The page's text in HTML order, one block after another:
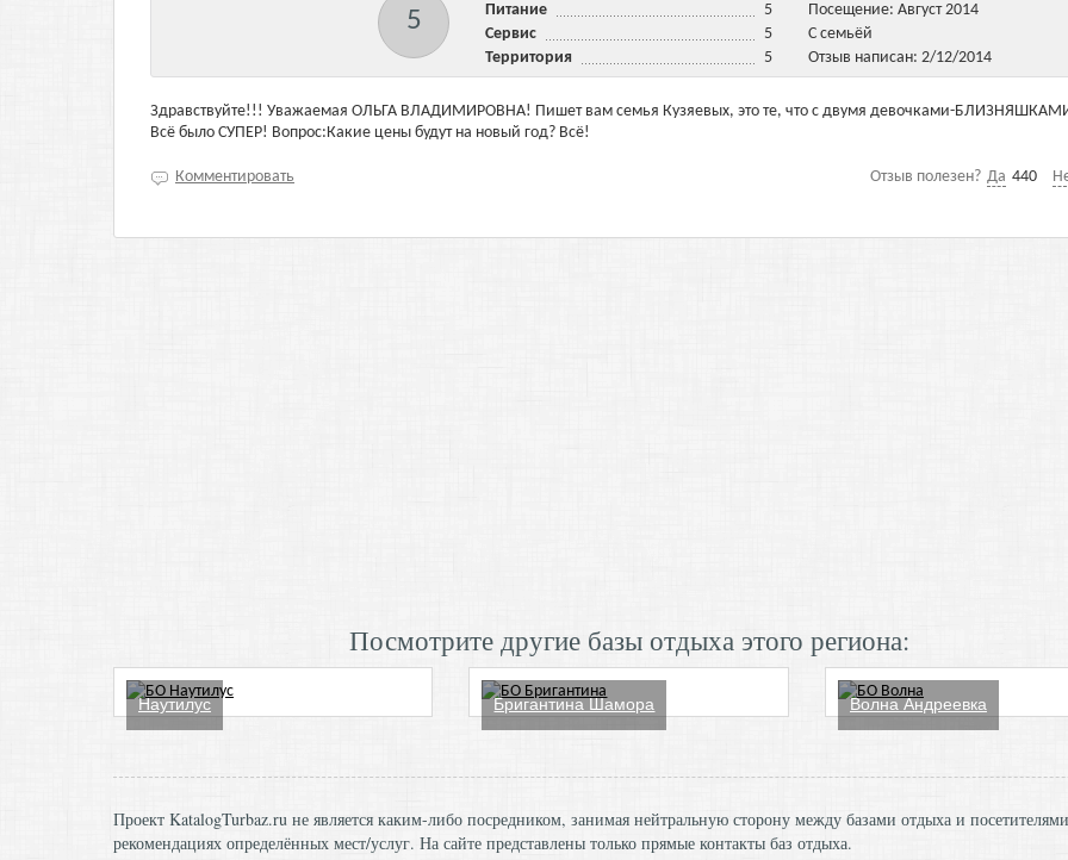
5
Питание
5
Сервис
5
Территория
5
Посещение: Август 2014
С семьёй
Отзыв написан: 2/12/2014
Здравствуйте!!! Уважаемая ОЛЬГА ВЛАДИМИРОВНА! Пишет вам семья Кузяевых, это те, что с двумя девочками-
Всё было СУПЕР! Вопрос:Какие цены будут на новый год? Всё!
Отзыв полезен? Да 440
Комментировать
Посмотрите другие базы отдыха этого региона:
Наутилус Бригантина Шамора Волна Андреевка
Проект KatalogTurbaz.ru не является каким-либо посредником, занимая нейтральную сторону между базами отдыха и
рекомендациях определённых мест/услуг. На сайте представлены только прямые контакты баз отдыха.